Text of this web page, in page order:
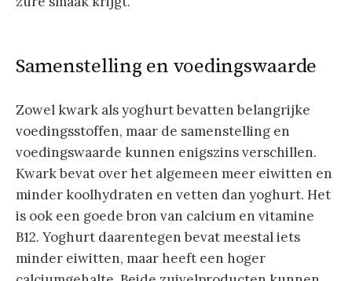
Samenstelling en voedingswaarde
Zowel kwark als yoghurt bevatten belangrijke
voedingsstoffen, maar de samenstelling en
voedingswaarde kunnen enigszins verschillen.
Kwark bevat over het algemeen meer eiwitten en
minder koolhydraten en vetten dan yoghurt. Het
is ook een goede bron van calcium en vitamine
B12. Yoghurt daarentegen bevat meestal iets
minder eiwitten, maar heeft een hoger